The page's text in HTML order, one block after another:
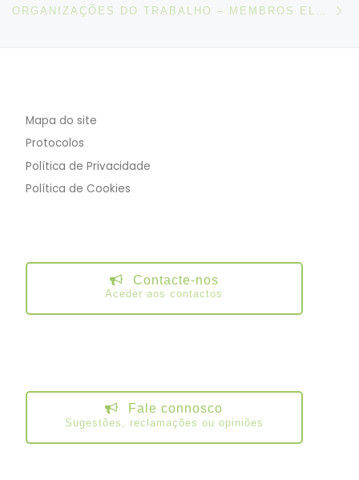
Mapa do site
Protocolos
Política de Privacidade
Política de Cookies
Contacte-nos
Aceder aos contactos
Fale connosco
Sugestões, reclamações ou opiniões